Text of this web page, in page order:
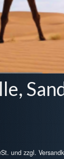
und zzgl.